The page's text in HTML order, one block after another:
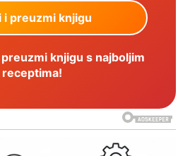
knjigu s najboljim
receptima!